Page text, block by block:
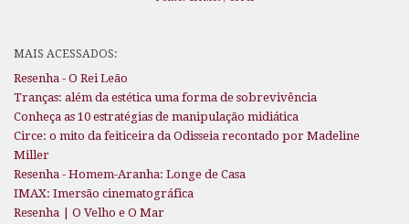
MAIS ACESSADOS:
Resenha - O Rei Leão
Tranças: além da estética uma forma de sobrevivência
Conheça as 10 estratégias de manipulação midiática
Circe: o mito da feiticeira da Odisseia recontado por Madeline
Miller
Resenha - Homem-Aranha: Longe de Casa
IMAX: Imersão cinematográfica
Resenha | O Velho e O Mar